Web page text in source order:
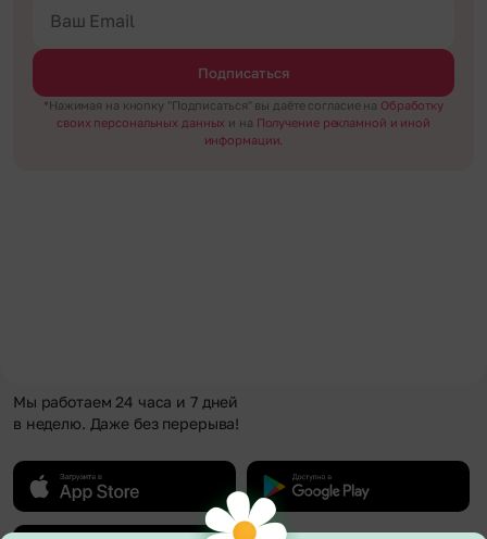
Подписаться
*Нажимая на кнопку "Подписаться" вы даёте согласие на Обработку
своих персональных данных и на Получение рекламной и иной
информации.
Мы работаем 24 часа и 7 дней
в неделю. Даже без перерыва!